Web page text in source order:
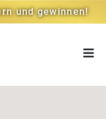
und gewinnen!